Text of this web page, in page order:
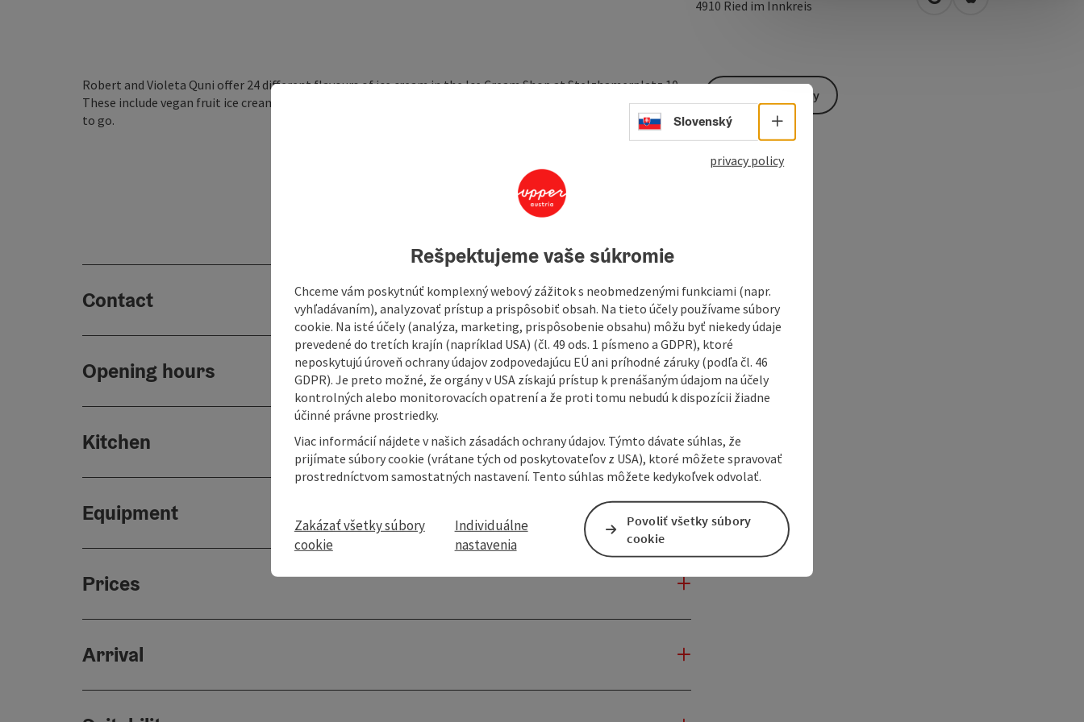
4910 Ried im Innkreis open in Google Maps
Open in Apple
Robert and Violeta Quni offer 24 different flavours of ice cream in the Ice Cream Shop at Stelzhamerplatz 10.
These include vegan fruit ice cream and Belgian chocolate ice cream. Coffee and other drinks are also available
to go.
Contact
Opening hours
Kitchen
Equipment
Prices
Arrival
Send inquiry
Select language - Open menu
Slovenský
privacy policy
Rešpektujeme vaše súkromie
Chceme vám poskytnúť komplexný webový zážitok s neobmedzenými funkciami (napr.
vyhľadávaním), analyzovať prístup a prispôsobiť obsah. Na tieto účely používame súbory
cookie. Na isté účely (analýza, marketing, prispôsobenie obsahu) môžu byť niekedy údaje
prevedené do tretích krajín (napríklad USA) (čl. 49 ods. 1 písmeno a GDPR), ktoré
neposkytujú úroveň ochrany údajov zodpovedajúcu EÚ ani príhodné záruky (podľa čl. 46
GDPR). Je preto možné, že orgány v USA získajú prístup k prenášaným údajom na účely
kontrolných alebo monitorovacích opatrení a že proti tomu nebudú k dispozícii žiadne
účinné právne prostriedky.
Viac informácií nájdete v našich zásadách ochrany údajov. Týmto dávate súhlas, že
prijímate súbory cookie (vrátane tých od poskytovateľov z USA), ktoré môžete spravovať
prostredníctvom samostatných nastavení. Tento súhlas môžete kedykoľvek odvolať.
Zakázať všetky súbory
cookie
Individuálne
nastavenia
Povoliť všetky súbory
cookie